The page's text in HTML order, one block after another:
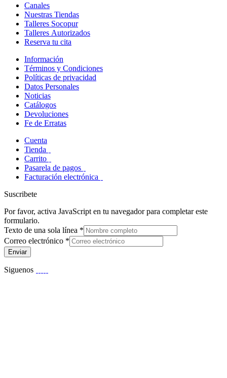
Canales
Nuestras Tiendas
Talleres Socopur
Talleres Autorizados
Reserva tu cita
Información
Términos y Condiciones
Políticas de privacidad
Datos Personales
Noticias
Catálogos
Devoluciones
Fe de Erratas
Cuenta
Tienda
Carrito
Pasarela de pagos
Facturación electrónica
Suscribete
Por favor, activa JavaScript en tu navegador para completar este
formulario.
Texto de una sola línea *
Correo electrónico *
Enviar
Siguenos